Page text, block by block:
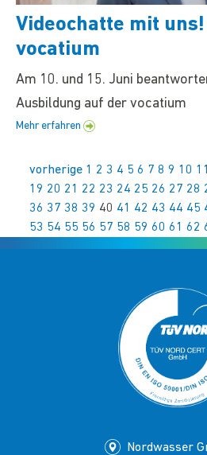
Videochatte mit
vocatium
Am 10. und 15. Juni
Ausbildung auf der vocatium
Mehr erfahren
vorherige 1 2 3 4 5 6 7 8 9 10 11
19 20 21 22 23 24 25 26 27 28
36 37 38 39 40 41 42 43 44 45
53 54 55 56 57 58 59 60 61 62
Nordwasser